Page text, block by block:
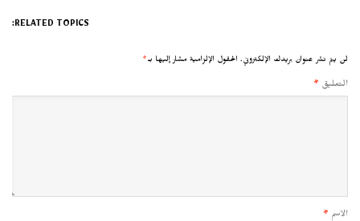
RELATED TOPICS:
لن يتم نشر عنوان بريدك الإلكتروني. الحقول الإلزامية مشار إليها بـ*
التعليق *
الاسم *